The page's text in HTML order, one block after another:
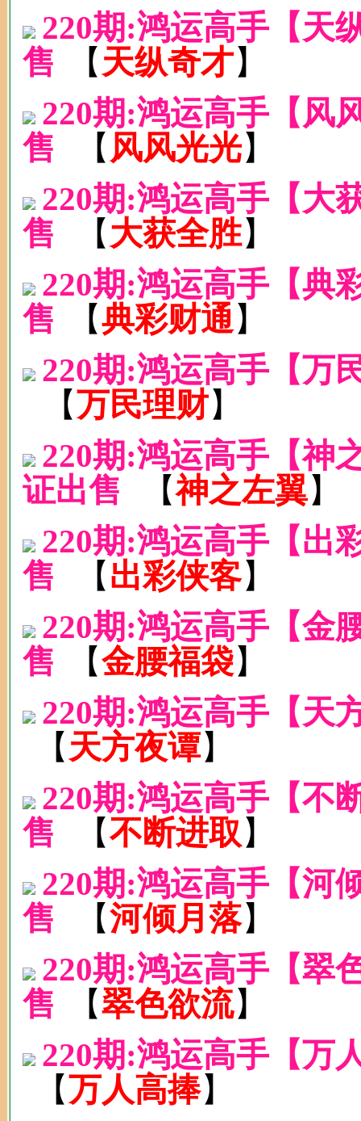
220期:鸿运高手【
售
【 天纵奇才】
220期:鸿运高手【
售
【 风风光光】
220期:鸿运高手【
售
【 大获全胜】
220期:鸿运高手【
售
【典彩财通】
220期:鸿运高手【
【万民理财】
220期:鸿运高手【
证出售
【神之左翼】
220期:鸿运高手【
售
【 出彩侠客】
220期:鸿运高手【
售
【金腰福袋】
220期:鸿运高手【
【 天方夜谭】
220期:鸿运高手【
售
【不断进取 】
220期:鸿运高手【
售
【河倾月落】
220期:鸿运高手【
售
【翠色欲流】
220期:鸿运高手【
【万人高捧】